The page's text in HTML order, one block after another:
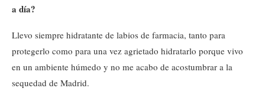
a día?
Llevo siempre hidratante de labios de farmacia, tanto para
protegerlo como para una vez agrietado hidratarlo porque vivo
en un ambiente húmedo y no me acabo de acostumbrar a la
sequedad de Madrid.